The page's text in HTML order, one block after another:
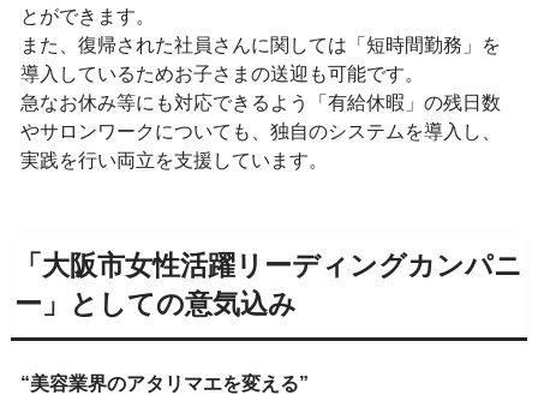
とができます。
また、復帰された社員さんに関しては「短時間勤務」を
導入しているためお子さまの送迎も可能です。
急なお休み等にも対応できるよう「有給休暇」の残日数
やサロンワークについても、独自のシステムを導入し、
実践を行い両立を支援しています。
「大阪市女性活躍リーディングカンパニ
ー」としての意気込み
“美容業界のアタリマエを変える”